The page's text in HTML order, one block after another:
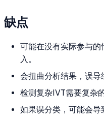
缺点
可能在没有实际参与
入。
会扭曲分析结果，误导
检测复杂IVT需要复杂
如果误分类，可能会导